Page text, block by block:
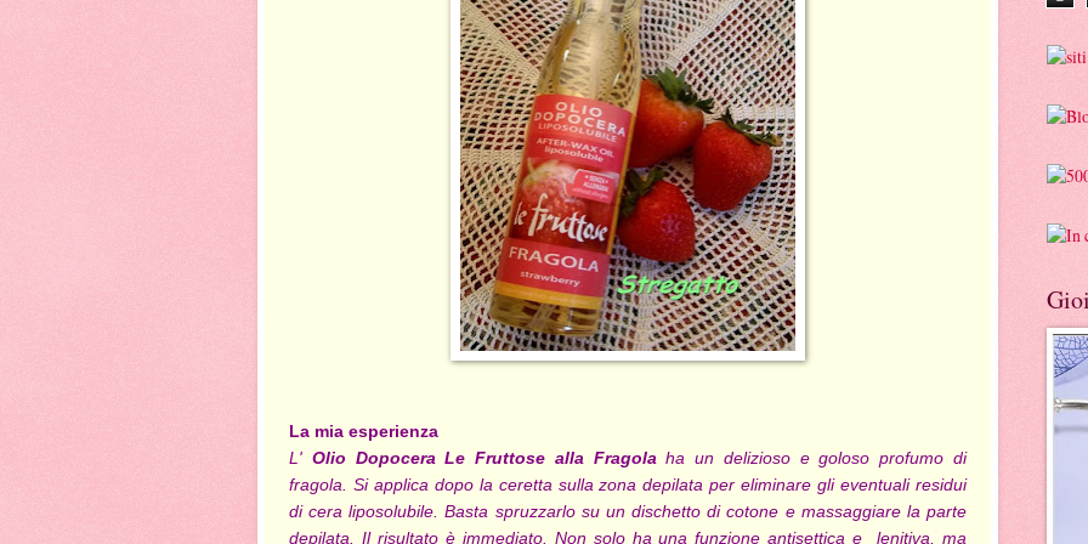
La mia esperienza
L' Olio Dopocera Le Fruttose alla Fragola ha un delizioso e goloso profumo di
fragola. Si applica dopo la ceretta sulla zona depilata per eliminare gli eventuali residui
di cera liposolubile. Basta spruzzarlo su un dischetto di cotone e massaggiare la parte
depilata. Il risultato è immediato. Non solo ha una funzione antisettica e lenitiva, ma